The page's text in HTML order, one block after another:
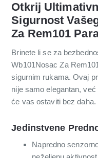
Otkrij
Sigurnost
Za Rem101
Brinete li se za
Wb101Nosac Za
sigurnim rukama. Ovaj
nije samo elegantan,
će vas ostaviti bez daha.
Jedinstvene
Napredno